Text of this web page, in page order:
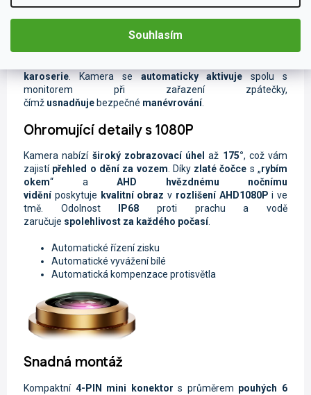
Souhlasím
Parkování vměstském provozunebo vúzkých
přesně navrženapro vozy
zapadánadregistrační značku. Díkybezúdržbovému
karoserie. Kamera seautomaticky aktivujespolu s
monitorem při zařazení zpátečky,
čímž usnadňuje bezpečné manévrování.
Ohromující detaily s 1080P
Kamera nabízí široký zobrazovací úhel až 175°, což vám
zajistí přehled o dění za vozem. Díky zlaté čočce s „rybím
okem“ a AHD hvězdnému nočnímu
viděníposkytuje kvalitní obraz v rozlišení AHD1080P i ve
tmě. Odolnost
IP68 proti prachu a vodě
zaručuje spolehlivost za každého počasí.
Automatické řízení zisku
Automatické vyvážení bílé
Automatická kompenzace protisvětla
Snadná montáž
Kompaktní 4-PIN mini konektor s průměrem pouhých 6